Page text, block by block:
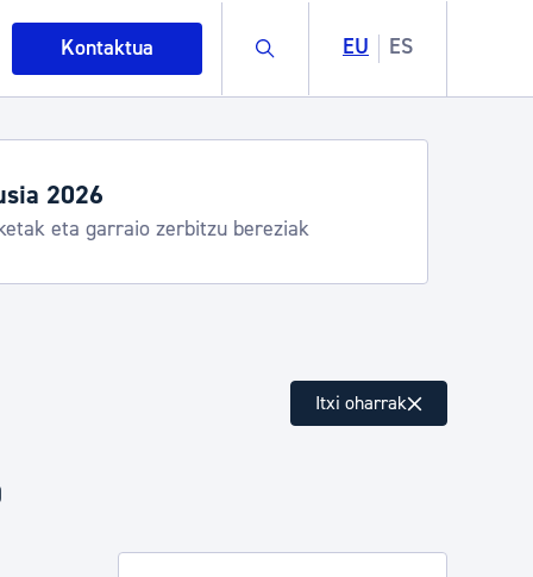
Kontaktua Buscar EU ES
2026
eta garraio zerbitzu bereziak
Itxi oharrak